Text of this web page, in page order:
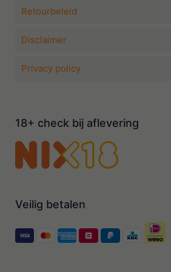
Retourbeleid
Disclaimer
Privacy policy
18+ check bij aflevering
Veilig betalen